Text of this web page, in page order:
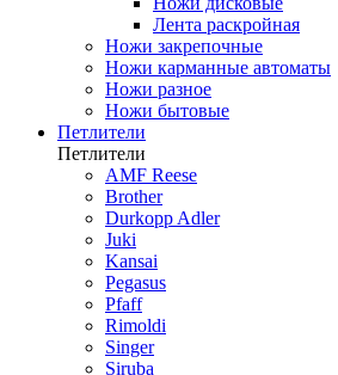
Лента раскройная
Ножи закрепочные
Ножи карманные автоматы
Ножи разное
Ножи бытовые
Петлители
Петлители
AMF Reese
Brother
Durkopp Adler
Juki
Kansai
Pegasus
Pfaff
Rimoldi
Singer
Siruba